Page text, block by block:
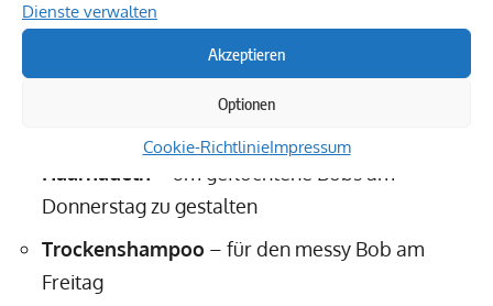
Dienste verwalten
Akzeptieren
Optionen
Cookie-RichtlinieImpressum
Lockenstab– für lockeren Beach Bob am
– für einen voluminösen Bob am
Haarnadeln – um geflochtene Bobs am
Donnerstag zu gestalten
Trockenshampoo – für den messy Bob am
Freitag